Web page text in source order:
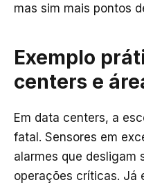
mas sim mais pontos
Exemplo
centers e
Em data centers, a
fatal. Sensores em
alarmes que desligam
operações críticas. Já